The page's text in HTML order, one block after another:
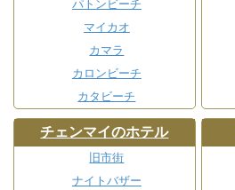
パトンビーチ
マイカオ
カマラ
カロンビーチ
カタビーチ
チェンマイのホテル
旧市街
ナイトバザー